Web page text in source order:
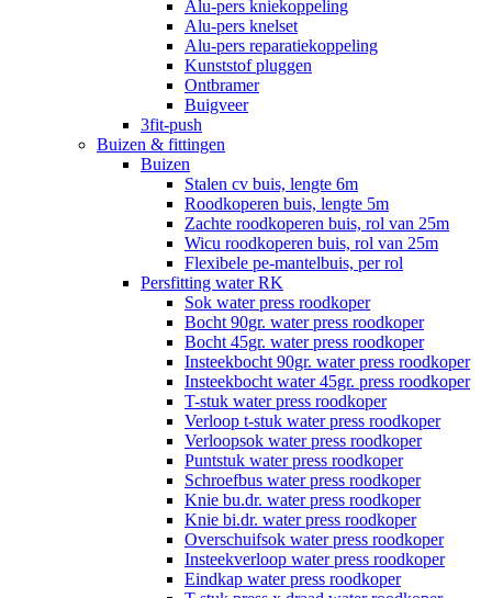
Alu-pers kniekoppeling
Alu-pers knelset
Alu-pers reparatiekoppeling
Kunststof pluggen
Ontbramer
Buigveer
3fit-push
Buizen & fittingen
Buizen
Stalen cv buis, lengte 6m
Roodkoperen buis, lengte 5m
Zachte roodkoperen buis, rol van 25m
Wicu roodkoperen buis, rol van 25m
Flexibele pe-mantelbuis, per rol
Persfitting water RK
Sok water press roodkoper
Bocht 90gr. water press roodkoper
Bocht 45gr. water press roodkoper
Insteekbocht 90gr. water press roodkoper
Insteekbocht water 45gr. press roodkoper
T-stuk water press roodkoper
Verloop t-stuk water press roodkoper
Verloopsok water press roodkoper
Puntstuk water press roodkoper
Schroefbus water press roodkoper
Knie bu.dr. water press roodkoper
Knie bi.dr. water press roodkoper
Overschuifsok water press roodkoper
Insteekverloop water press roodkoper
Eindkap water press roodkoper